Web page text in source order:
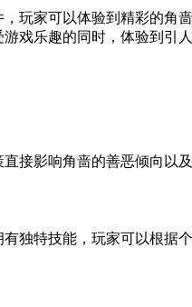
玩家可以体验到精彩的角
戏乐趣的同时，体验到引人
接影响角啬的善恶倾向以
独特技能，玩家可以根